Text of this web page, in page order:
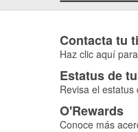
Contacta tu
Haz clic aquí
Estatus de
Revisa el estatus
O'Rewards
Conoce más